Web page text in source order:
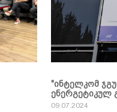
"ინტელკომ
ენერგეტიკულ
09.07.2024